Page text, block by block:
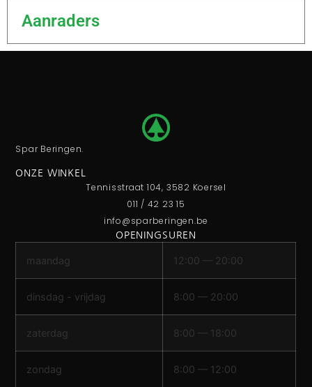
Aanraders
Spar Beringen.
ONZE WINKEL
Tennisstraat 104, 3582 Koersel
011 / 42 23 15
info@sparberingen.be
OPENINGSUREN
maandag 12:00 — 20:00
dinsdag - vrijdag 8:00 — 20:00
zaterdag 8:00 — 18:00
zondag 8:00 — 12:00